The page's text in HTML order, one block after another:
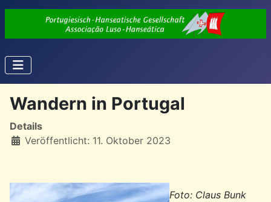
Wandern in Portugal
Details
Veröffentlicht: 11. Oktober 2023
Foto: Claus Bunk